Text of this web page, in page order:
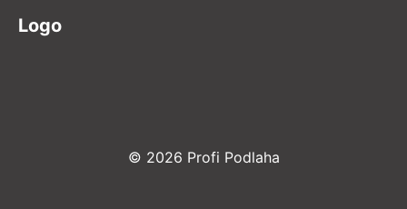
Logo
© 2026 Profi Podlaha